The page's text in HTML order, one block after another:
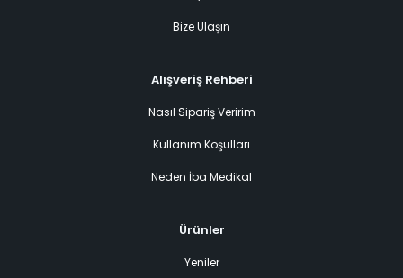
Bize Ulaşın
Alışveriş Rehberi
Nasıl Sipariş Veririm
Kullanım Koşulları
Neden İba Medikal
Ürünler
Yeniler